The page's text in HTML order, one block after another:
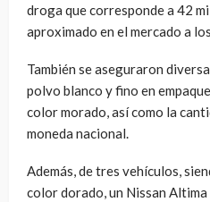
droga que corresponde a 42
aproximado en el mercado a
También se aseguraron
polvo blanco y fino en
color morado, así como la
moneda nacional.
Además, de tres vehículos,
color dorado, un Nissan